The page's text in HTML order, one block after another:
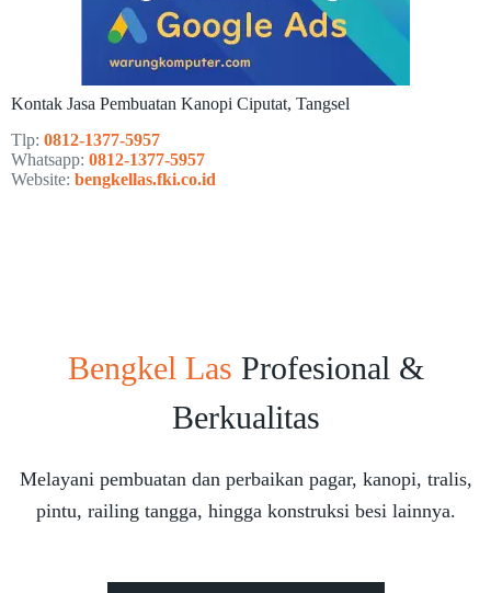
Kontak Jasa Pembuatan Kanopi Ciputat, Tangsel
Tlp: 0812-1377-5957
Whatsapp: 0812-1377-5957
Website: bengkellas.fki.co.id
Bengkel Las Profesional &
Berkualitas
Melayani pembuatan dan perbaikan pagar, kanopi, tralis,
pintu, railing tangga, hingga konstruksi besi lainnya.